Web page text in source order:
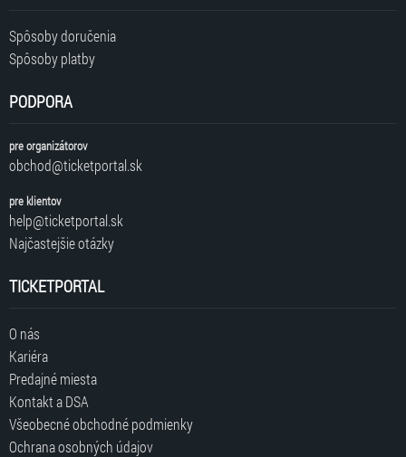
Spôsoby doručenia
Spôsoby platby
PODPORA
pre organizátorov
obchod@ticketportal.sk
pre klientov
help@ticketportal.sk
Najčastejšie otázky
TICKETPORTAL
O nás
Kariéra
Predajné miesta
Kontakt a DSA
Všeobecné obchodné podmienky
Ochrana osobných údajov